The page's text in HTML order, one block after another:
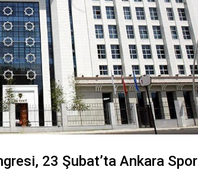
23 Şubat’ta Ankara Spor